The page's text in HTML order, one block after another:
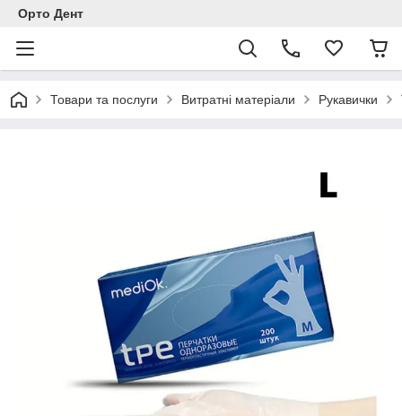
Орто Дент
Товари та послуги Витратні матеріали Рукавички